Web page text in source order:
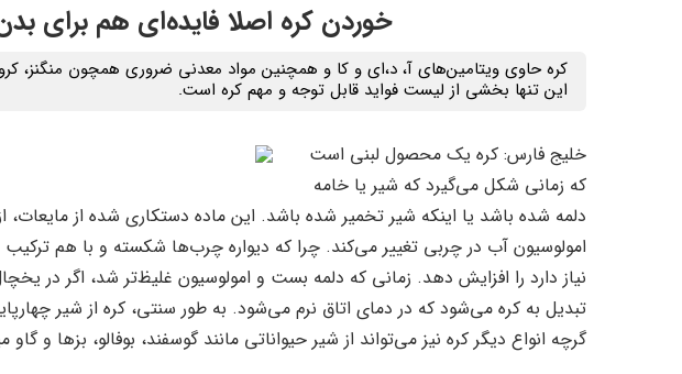
خوردن کره اصلا فایده‌ای هم برای
کره حاوی ویتامین‌های آ، د،‌ای و کا و همچنین مواد معدنی ضروری همچون منگنز،
این تنها بخشی از لیست فواید قابل توجه و مهم کره است.
خلیج فارس: کره یک محصول لبنی است
که زمانی شکل می‌گیرد که شیر یا خامه
دلمه شده باشد یا اینکه شیر تخمیر شده باشد. این ماده دستکاری شده از مایعات،
امولوسیون آب در چربی تغییر می‌کند. چرا که دیواره چرب‌ها شکسته و با هم
نیاز دارد را افزایش دهد. زمانی که دلمه بست و امولوسیون غلیظ‌تر شد، اگر در
تبدیل به کره می‌شود که در دمای اتاق نرم می‌شود. به طور سنتی، کره از شیر
گرچه انواع دیگر کره نیز می‌تواند از شیر حیواناتی مانند گوسفند، بوفالو، بز‌ها و